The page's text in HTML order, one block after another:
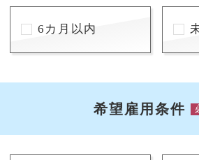
6カ月以内
希望雇用条件